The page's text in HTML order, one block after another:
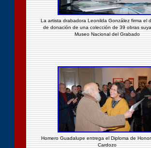
La artista drabadora Leonilda González firma el
de donación de una colección de 39 obras
Museo Nacional del Grabado
Homero Guadalupe entrega el Diploma de
Cardozo